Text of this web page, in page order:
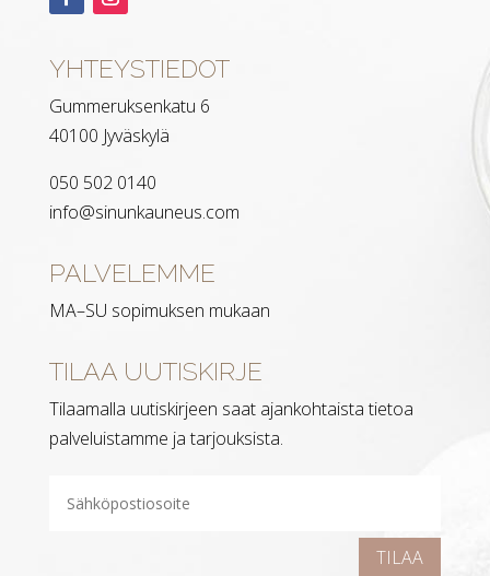
YHTEYSTIEDOT
Gummeruksenkatu 6
40100 Jyväskylä
050 502 0140
info@sinunkauneus.com
PALVELEMME
MA–SU sopimuksen mukaan
TILAA UUTISKIRJE
Tilaamalla uutiskirjeen saat ajankohtaista tietoa
palveluistamme ja tarjouksista.
TILAA